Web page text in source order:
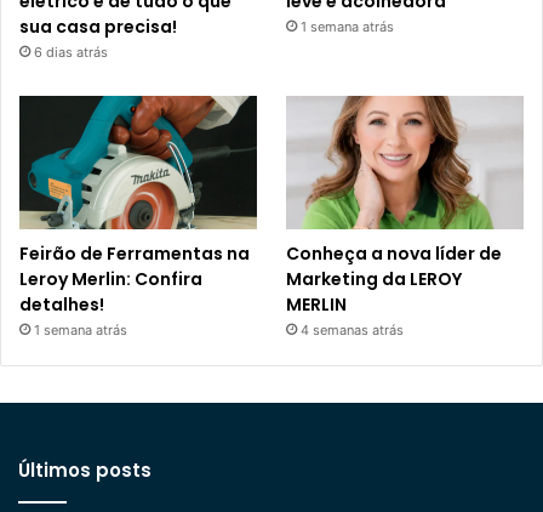
sua casa precisa!
6 dias atrás
1 semana atrás
Feirão de Ferramentas na
Leroy Merlin: Confira
detalhes!
1 semana atrás
Conheça a nova líder de
Marketing da LEROY
MERLIN
4 semanas atrás
Últimos posts